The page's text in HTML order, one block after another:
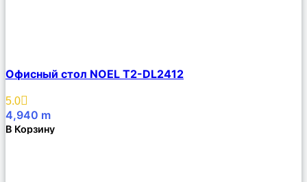
Описание
Избранное
Офисный стол NOEL T2-DL2412
5.0
4,940 m
В Корзину